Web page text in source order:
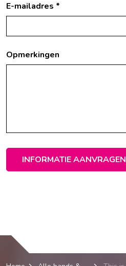
E-mailadres *
Opmerkingen
INFORMATIE AANVRAGEN